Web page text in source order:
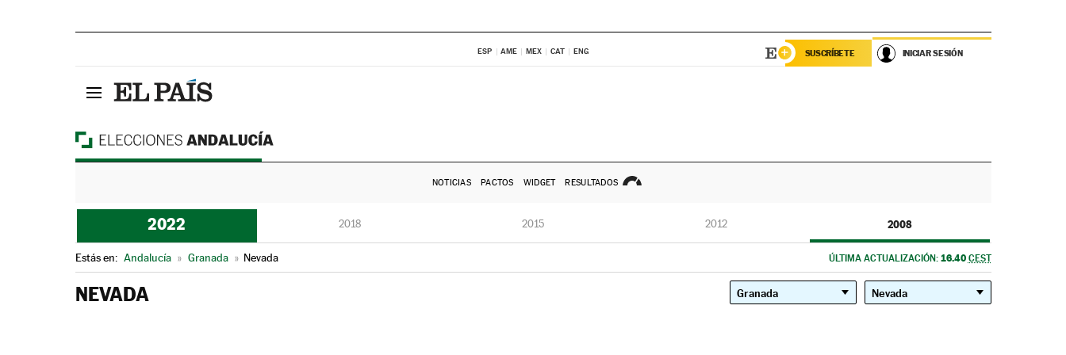
ESP AME MEX CAT ENG SUSCRÍBETE INICIAR SESIÓN
NOTICIAS PACTOS WIDGET RESULTADOS
2022 2018 2015 2012 2008
Estás en: Andalucía » Granada » Nevada ÚLTIMA ACTUALIZACIÓN: 16.40 CEST
NEVADA